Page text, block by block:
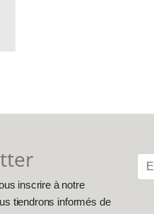
inscrire à notre
tiendrons informés de